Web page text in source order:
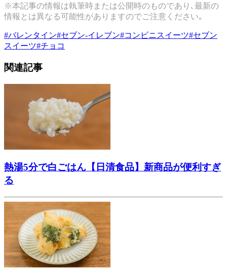
※本記事の情報は執筆時または公開時のものであり､最新の
情報とは異なる可能性がありますのでご注意ください｡
#バレンタイン#セブン-イレブン#コンビニスイーツ#セブン
スイーツ#チョコ
関連記事
熱湯5分で白ごはん【日清食品】新商品が便利すぎ
る